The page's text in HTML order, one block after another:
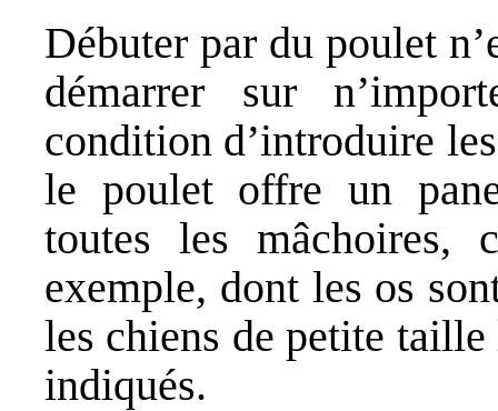
Débuter par du poulet
démarrer sur
condition d’introduire
le poulet offre un
toutes les mâchoires,
exemple, dont les os
les chiens de petite
indiqués.